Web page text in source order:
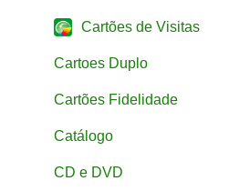
Cartões de Visitas
Cartoes Duplo
Cartões Fidelidade
Catálogo
CD e DVD